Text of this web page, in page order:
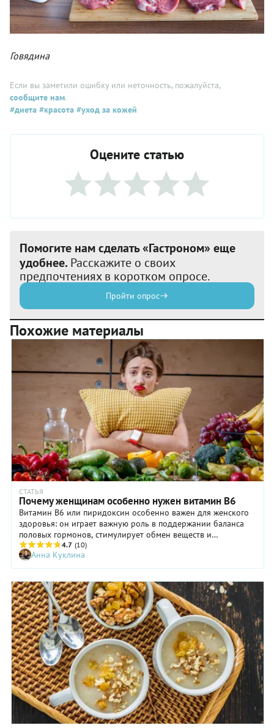
Говядина
Если вы заметили ошибку или неточность, пожалуйста,
сообщите нам.
#диета #красота #уход за кожей
Оцените статью
Помогите нам сделать «Гастроном» еще
удобнее. Расскажите о своих
предпочтениях в коротком опросе.
Пройти опрос
Похожие материалы
СТАТЬЯ
Почему женщинам особенно нужен витамин B6
Витамин B6 или пиридоксин особенно важен для женского
здоровья: он играет важную роль в поддержании баланса
половых гормонов, стимулирует обмен веществ и
предотвращает некоторые формы рака.
4.7 (10)
Анна Куклина